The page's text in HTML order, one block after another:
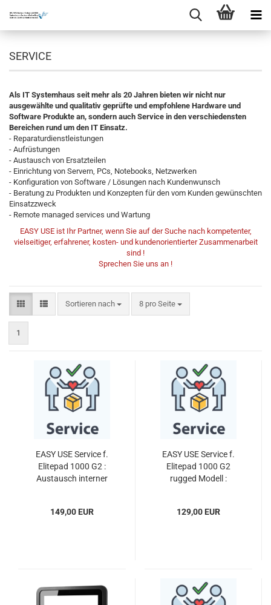
SERVICE
Als IT Systemhaus seit mehr als 20 Jahren bieten wir nicht nur
ausgewählte und qualitativ geprüfte und empfohlene Hardware und
Software Produkte an, sondern auch Service in den verschiedensten
Bereichen rund um den IT Einsatz.
- Reparaturdienstleistungen
- Aufrüstungen
- Austausch von Ersatzteilen
- Einrichtung von Servern, PCs, Notebooks, Netzwerken
- Konfiguration von Software / Lösungen nach Kundenwunsch
- Beratung zu Produkten und Konzepten für den vom Kunden gewünschten
Einsatzzweck
- Remote managed services und Wartung
EASY USE ist Ihr Partner, wenn Sie auf der Suche nach kompetenter,
vielseitiger, erfahrener, kosten- und kundenorientierter Zusammenarbeit
sind !
Sprechen Sie uns an !
Sortieren nach
Sortieren nach 8 pro Seite
pro Seite
1
EASY USE Service f.
Elitepad 1000 G2 :
Austausch interner
149,00 EUR
EASY USE Service f.
Elitepad 1000 G2
rugged Modell :
neuen Akku - Zweitakku
129,00 EUR